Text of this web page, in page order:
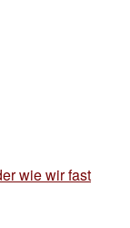
wie wir fast